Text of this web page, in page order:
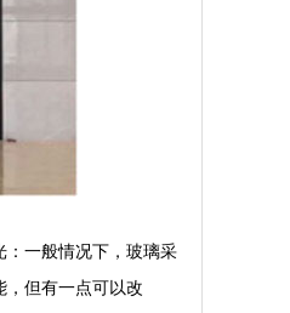
：一般情况下，玻璃采
，但有一点可以改